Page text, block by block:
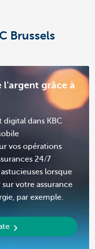
Brussels
l'argent grâce à
digital dans KBC
vos opérations
24/7
lorsque
votre assurance
par exemple.